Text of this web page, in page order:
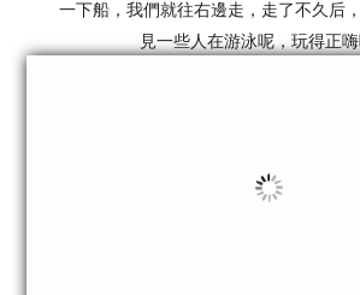
一下船，我們就往右邊走，走了不久后
見一些人在游泳呢，玩得正